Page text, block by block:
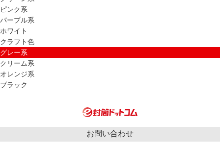
ピンク系
パープル系
ホワイト
クラフト色
グレー系
クリーム系
オレンジ系
ブラック
お問い合わせ